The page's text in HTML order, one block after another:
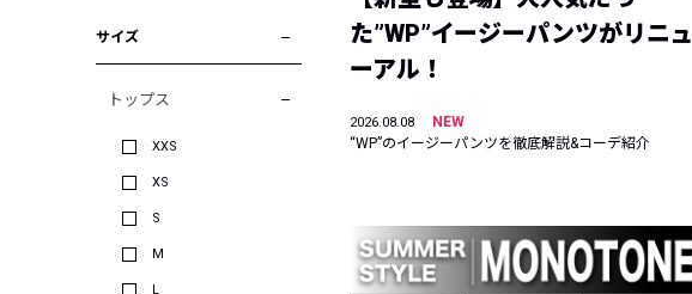
サイズ
トップス
XXS
XS
S
M
L
た”WP”イージーパンツがリニュ
ーアル！
2026.08.08
NEW
“WP”のイージーパンツを徹底解説&コーデ紹介